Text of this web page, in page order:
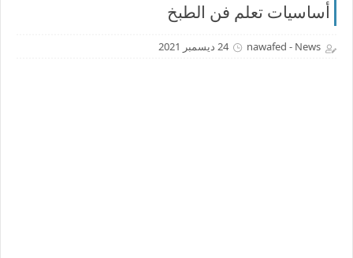
أساسيات تعلم فن الطبخ
nawafed - News 24 ديسمبر 2021